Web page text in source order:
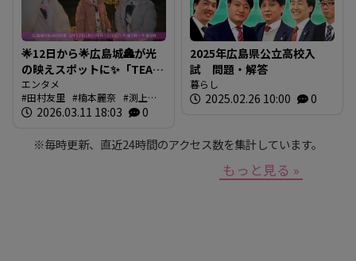
🌟12日から🌟広島城🏯が光
の映えスポットに✨「TEAM
SHIRO」始動
❗【BUTSUBUTSU2】
エンタメ
田村友里
楠本麗奈
渕上沙
紀
新本穂乃佳 イマナマ
2026.03.11 18:03 0
2025年広島県公立高校入
試 問題・解答
暮らし
2025.02.26 10:00 0
※毎時更新、直近24時間のアクセス数を集計しています。
もっと見る »